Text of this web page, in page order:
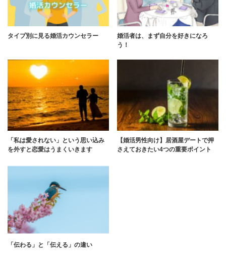
タイプ別に見る婚活カウンセラー
婚活者は、まず自分を好きになろ
う！
「私は愛されない」という思い込み
を外すと恋愛はうまくいきます
【婚活男性向け】居酒屋デートで押
さえておきたい4つの重要ポイント
「伝わる」と「伝える」の違い